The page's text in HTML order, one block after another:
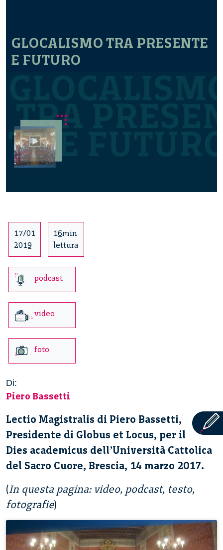
GLOCALISMO TRA PRESENTE
E FUTURO
17/01
2019
16min
lettura
podcast
video
foto
Di:
Piero Bassetti
Lectio Magistralis di Piero Bassetti,
Presidente di Globus et Locus, per il
Dies academicus dell’Università Cattolica
del Sacro Cuore, Brescia, 14 marzo 2017.
(In questa pagina: video, podcast, testo,
fotografie)